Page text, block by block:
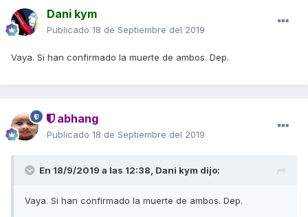
Dani kym
Publicado 18 de Septiembre del 2019
Vaya. Si han confirmado la muerte de ambos. Dep.
abhang
Publicado 18 de Septiembre del 2019
En 18/9/2019 a las 12:38, Dani kym dijo:
Vaya. Si han confirmado la muerte de ambos. Dep.